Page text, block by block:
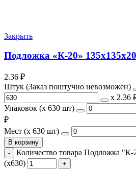
Закрыть
Подложка «К-20»
2.36 ₽
Штук (Заказ поштучно невозможен)
х 2.36
Упаковок (x 630 шт)
₽
Мест (x 630 шт)
В корзину
Количество товара Подложка
(х630)